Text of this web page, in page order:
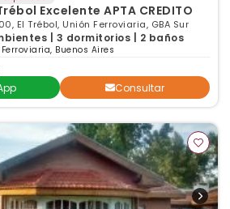
Excelente APTA CREDITO
El Trébol, Unión Ferroviaria, GBA Sur
| 3 dormitorios | 2 baños
Buenos Aires
Consultar